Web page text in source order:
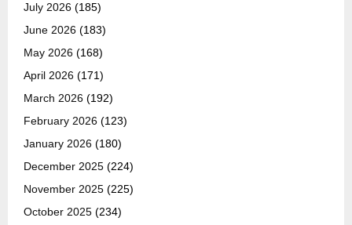
July 2026 (185)
June 2026 (183)
May 2026 (168)
April 2026 (171)
March 2026 (192)
February 2026 (123)
January 2026 (180)
December 2025 (224)
November 2025 (225)
October 2025 (234)